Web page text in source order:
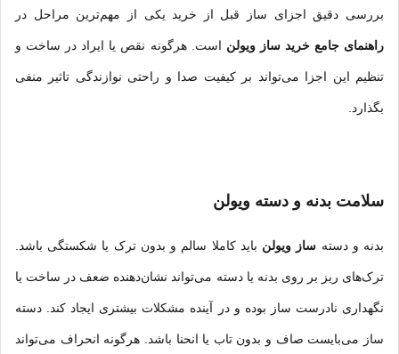
بررسی دقیق اجزای ساز قبل از خرید یکی از مهم‌ترین مراحل در
راهنمای جامع خرید ساز ویولن است. هرگونه نقص یا ایراد در ساخت و
تنظیم این اجزا می‌تواند بر کیفیت صدا و راحتی نوازندگی تاثیر منفی
بگذارد.
سلامت بدنه و دسته ویولن
بدنه و دسته ساز ویولن باید کاملا سالم و بدون ترک یا شکستگی باشد.
ترک‌های ریز بر روی بدنه یا دسته می‌تواند نشان‌دهنده ضعف در ساخت یا
نگهداری نادرست ساز بوده و در آینده مشکلات بیشتری ایجاد کند. دسته
ساز می‌بایست صاف و بدون تاب یا انحنا باشد. هرگونه انحراف می‌تواند